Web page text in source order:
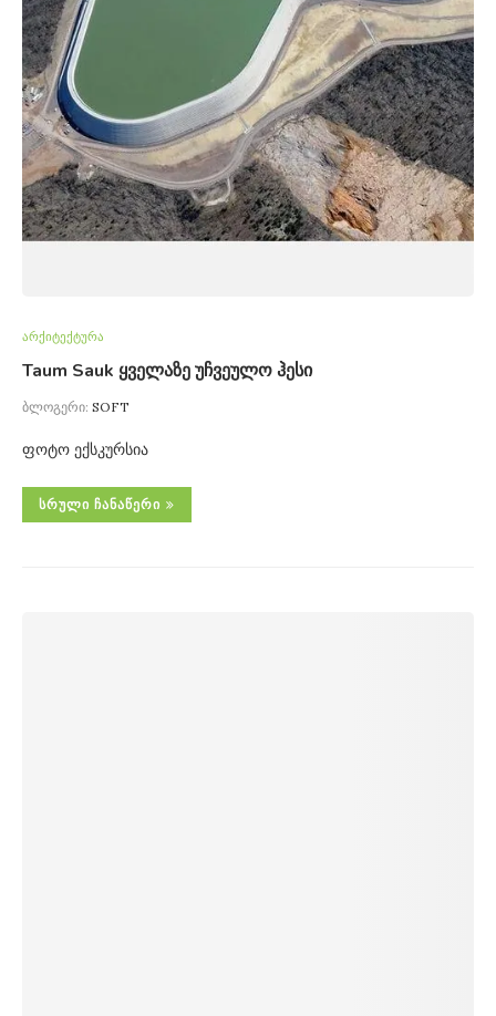
არქიტექტურა
Taum Sauk ყველაზე უჩვეულო ჰესი
ბლოგერი: SOFT
ფოტო ექსკურსია
ᲡᲠᲣᲚᲘ ᲩᲐᲜᲐᲬᲔᲠᲘ